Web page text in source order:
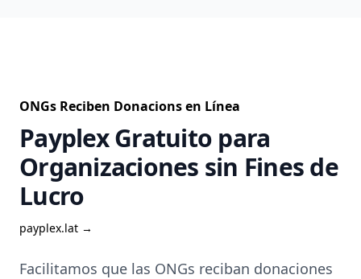
ONGs Reciben Donacions en Línea
Payplex Gratuito para
Organizaciones sin Fines de
Lucro
payplex.lat →
Facilitamos que las ONGs reciban donaciones